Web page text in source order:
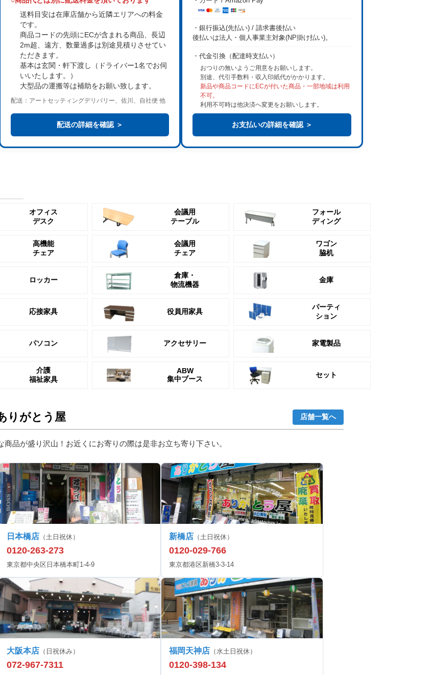
送料目安は在庫店舗から近隣エリアへの料金
です。
商品コードの先頭にECが含まれる商品、長辺
2m超、遠方、数量過多は別途見積り させてい
ただきます。
基本は玄関・軒下渡し
（ドライバー1名でお伺
いいたします。）
大型品の運搬等は補助をお願い致します。
配送：アートセッティングデリバリー、佐川、自社便 他
配送の詳細を確認 ＞
・銀行振込(先払い) / 請求書後払い
後払いは法人・個人事業主対象(NP掛け払い)。
・代金引換（配達時支払い）
おつりの無いようご用意をお願いします。
別途、代引手数料・収入印紙代がかかります。
新品や商品コードにECが付いた商品・一部地域は利用
不可。
利用不可時は他決済へ変更をお願いします。
お支払いの詳細を確認 ＞
オフィス
デスク
会議用
テーブル
フォール
ディング
高機能
チェア
会議用
チェア
ワゴン
脇机
ロッカー
倉庫・
物流機器
金庫
応接家具 役員用家具
パーティ
ション
パソコン アクセサリー 家電製品
介護
福祉家具
ABW
集中ブース
セット
りがとう屋 店舗一覧へ
品が盛り沢山！お近くにお寄りの際は是非お立ち寄り下さい。
日本橋店 （土日祝休）
0120-263-273
東京都中央区日本橋本町1-4-9
新橋店 （土日祝休）
0120-029-766
東京都港区新橋3-3-14
大阪本店 （日祝休み）
072-967-7311
福岡天神店 （水土日祝休）
0120-398-134